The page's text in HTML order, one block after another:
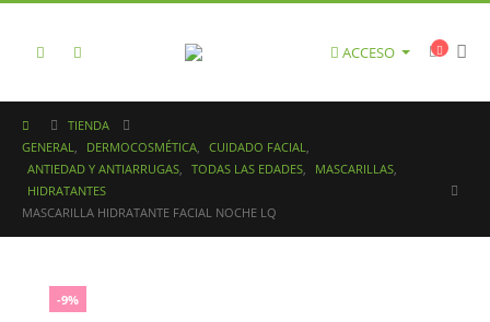
ACCESO
TIENDA
GENERAL, DERMOCOSMÉTICA, CUIDADO FACIAL,
ANTIEDAD Y ANTIARRUGAS, TODAS LAS EDADES, MASCARILLAS,
HIDRATANTES
MASCARILLA HIDRATANTE FACIAL NOCHE LQ
-9%